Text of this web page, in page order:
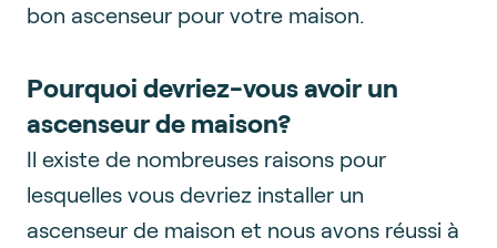
bon ascenseur pour votre maison.
Pourquoi devriez-vous avoir un
ascenseur de maison?
Il existe de nombreuses raisons pour
lesquelles vous devriez installer un
ascenseur de maison et nous avons réussi à